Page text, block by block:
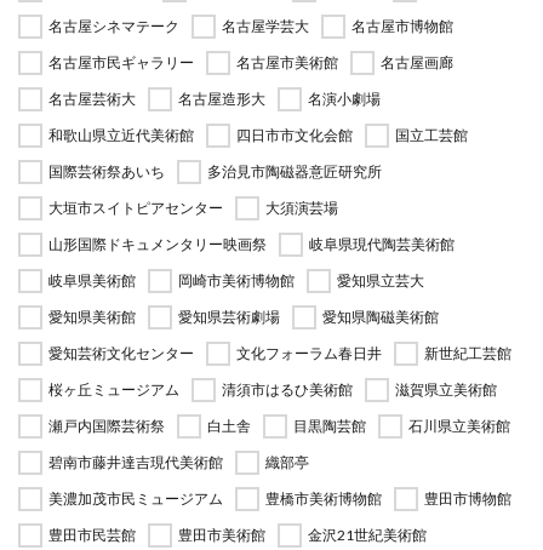
名古屋シネマテーク
名古屋学芸大
名古屋市博物館
名古屋市民ギャラリー
名古屋市美術館
名古屋画廊
名古屋芸術大
名古屋造形大
名演小劇場
和歌山県立近代美術館
四日市市文化会館
国立工芸館
国際芸術祭あいち
多治見市陶磁器意匠研究所
大垣市スイトピアセンター
大須演芸場
山形国際ドキュメンタリー映画祭
岐阜県現代陶芸美術館
岐阜県美術館
岡崎市美術博物館
愛知県立芸大
愛知県美術館
愛知県芸術劇場
愛知県陶磁美術館
愛知芸術文化センター
文化フォーラム春日井
新世紀工芸館
桜ヶ丘ミュージアム
清須市はるひ美術館
滋賀県立美術館
瀬戸内国際芸術祭
白土舎 目黒陶芸館
石川県立美術館
碧南市藤井達吉現代美術館
織部亭
美濃加茂市民ミュージアム
豊橋市美術博物館
豊田市博物館
豊田市民芸館
豊田市美術館
金沢21世紀美術館